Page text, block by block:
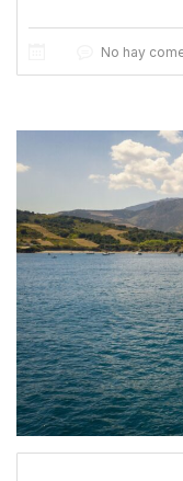
No hay